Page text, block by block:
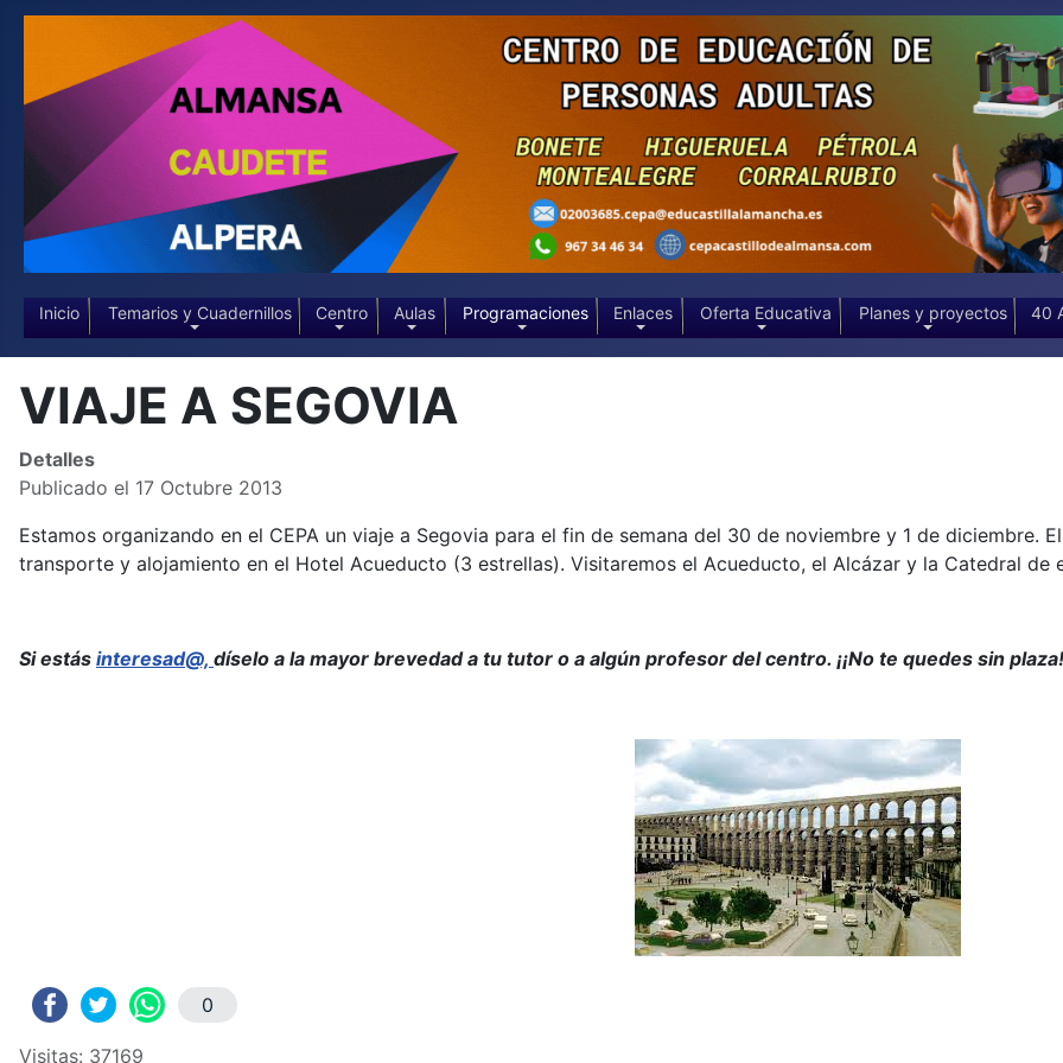
Inicio Temarios y Cuadernillos Centro Aulas Programaciones Enlaces Oferta Educativa Planes y proyectos 40
VIAJE A SEGOVIA
Detalles
Publicado el 17 Octubre 2013
Estamos organizando en el CEPA un viaje a Segovia para el fin de semana del 30 de noviembre y 1 de diciembre.
transporte y alojamiento en el Hotel Acueducto (3 estrellas). Visitaremos el Acueducto, el Alcázar y la Catedral de
Si estás interesad@, díselo a la mayor brevedad a tu tutor o a algún profesor del centro. ¡¡No te quedes sin
0
Visitas: 37169